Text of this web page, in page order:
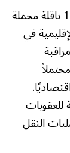
أفادت خدمة مراقبة النفط “تانكر تراكرز” بأن 12 ناقلة محملة
في
النقل